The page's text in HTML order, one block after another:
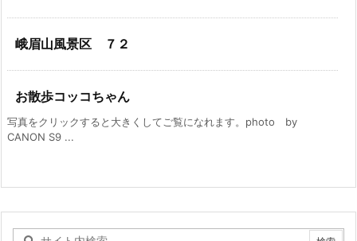
峨眉山風景区 ７２
お散歩コッコちゃん
写真をクリックすると大きくしてご覧になれます。photo by
CANON S9 ...